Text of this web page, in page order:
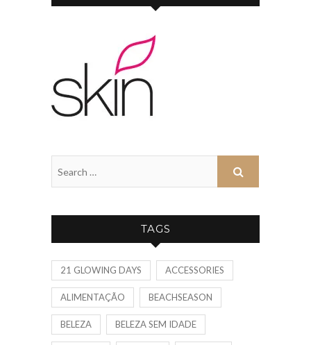
TAGS
21 GLOWING DAYS ACCESSORIES
ALIMENTAÇÃO BEACHSEASON
BELEZA BELEZA SEM IDADE